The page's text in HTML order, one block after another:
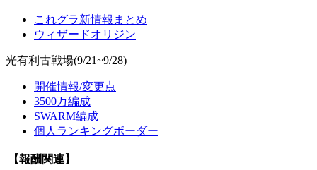
これグラ新情報まとめ
ウィザードオリジン
光有利古戦場(9/21~9/28)
開催情報/変更点
3500万編成
SWARM編成
個人ランキングボーダー
【報酬関連】